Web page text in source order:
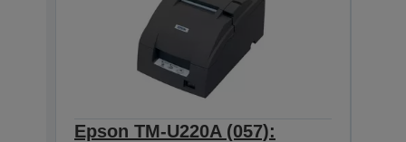
Epson TM-U220A (057):